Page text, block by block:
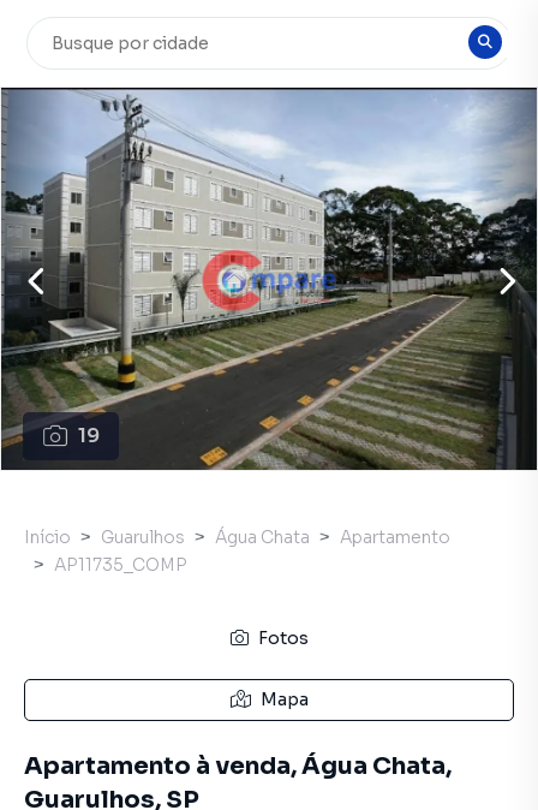
19
Início Guarulhos Água Chata
Apartamento
AP11735_COMP
Fotos
Mapa
Apartamento à venda, Água Chata,
Guarulhos, SP